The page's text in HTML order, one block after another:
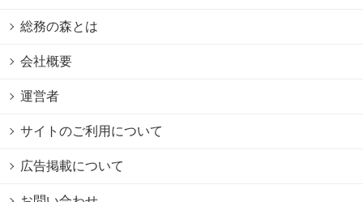
総務の森とは
会社概要
運営者
サイトのご利用について
広告掲載について